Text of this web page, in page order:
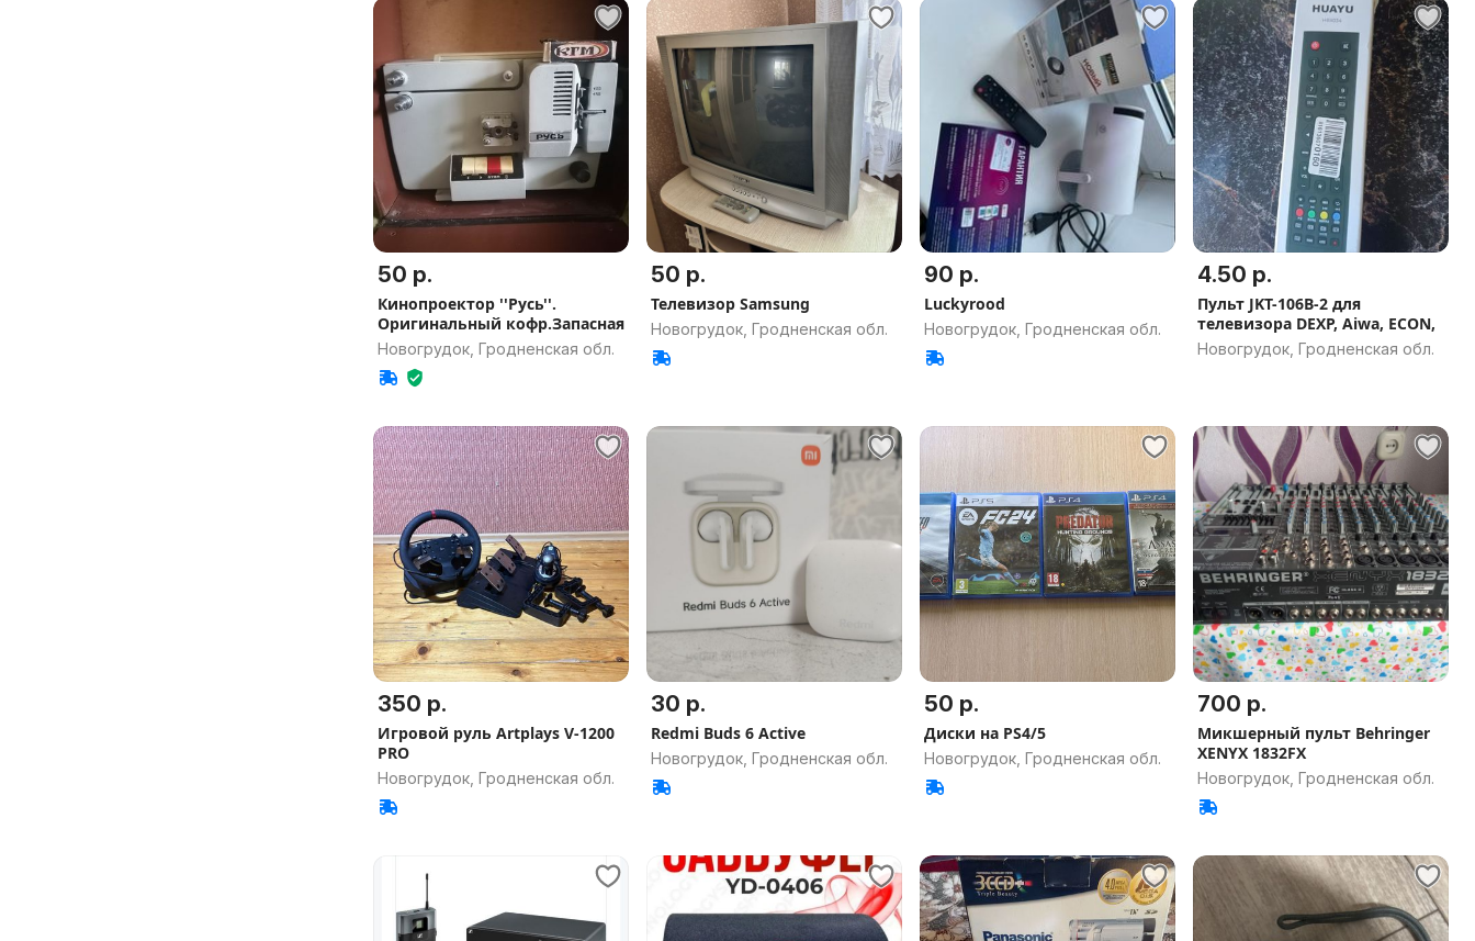
50 р.
Кинопроектор ''Русь''.
Оригинальный кофр.Запасная
Новогрудок, Гродненская обл.
50 р.
Телевизор Samsung
Новогрудок, Гродненская обл.
90 р.
Luckyrood
Новогрудок, Гродненская обл.
4.50 р.
Пульт JKT-106B-2 для
телевизора DEXP, Aiwa, ECON,
Новогрудок, Гродненская обл.
350 р.
Игровой руль Artplays V-1200
PRO
Новогрудок, Гродненская обл.
30 р.
Redmi Buds 6 Active
Новогрудок, Гродненская обл.
50 р.
Диски на PS4/5
Новогрудок, Гродненская обл.
700 р.
Микшерный пульт Behringer
XENYX 1832FX
Новогрудок, Гродненская обл.